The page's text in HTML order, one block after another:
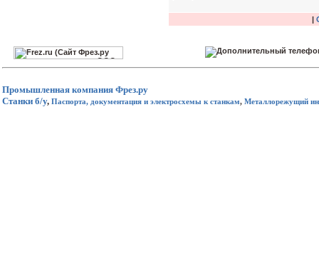
|
Промышленная компания Фрез.ру
Станки б/у, Паспорта, документация и электросхемы к станкам, Металлорежущий